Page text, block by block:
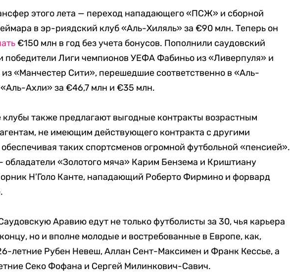
этого лета — переход нападающего «ПСЖ» и сборной
в эр-риядский клуб «Аль-Хиляль» за €90 млн. Теперь он
€150 млн в год без учета бонусов. Пополнили саудовский
победители Лиги чемпионов УЕФА Фабиньо из «Ливерпуля» и
«Манчестер Сити», перешедшие соответственно в «Аль-
Ахли» за €46,7 млн и €35 млн.
клубы также предлагают выгодные контракты возрастным
не имеющим действующего контракта с другими
таких спортсменов огромной футбольной «пенсией».
обладатели «Золотого мяча» Карим Бензема и Криштиану
Н’Голо Канте, нападающий Роберто Фирмино и форвард
Аравию едут не только футболисты за 30, чья карьера
но и вполне молодые и востребованные в Европе, как,
летние Рубен Невеш, Аллан Сент-Максимен и Франк Кессье, а
Секо Фофана и Сергей Милинкович-Савич.